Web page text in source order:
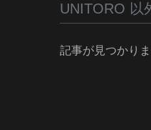
UNITORO 以
記事が見つかりま